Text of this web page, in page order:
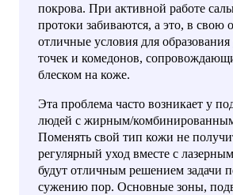
покрова. При активной работе
протоки забиваются, а это, в свою
отличные условия для
точек и комедонов,
блеском на коже.
Эта проблема часто возникает у
людей с жирным/
Поменять свой тип кожи не
регулярный уход вместе с
будут отличным решением задачи
сужению пор. Основные зоны,